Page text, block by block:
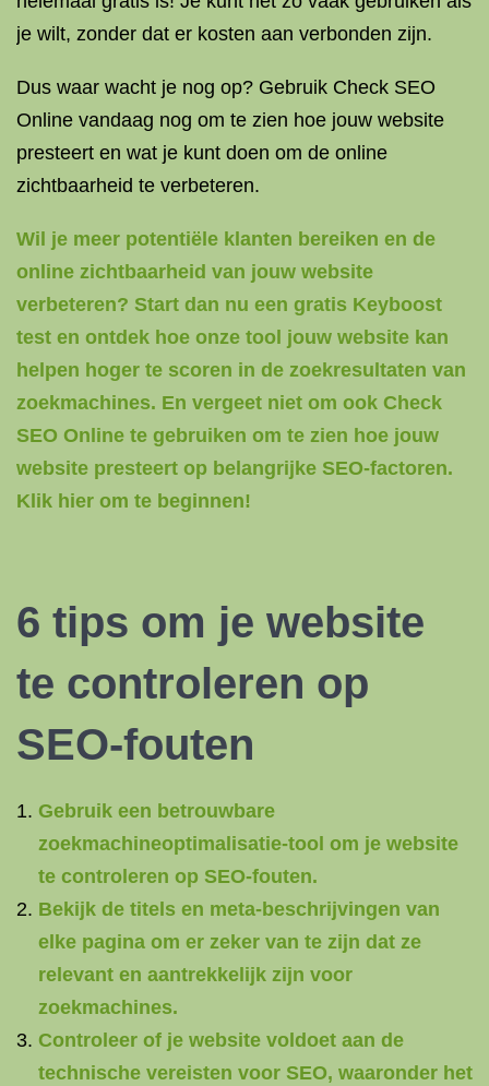
je wilt, zonder dat er kosten aan verbonden zijn.
Dus waar wacht je nog op? Gebruik Check SEO
Online vandaag nog om te zien hoe jouw website
presteert en wat je kunt doen om de online
zichtbaarheid te verbeteren.
Wil je meer potentiële klanten bereiken en de
online zichtbaarheid van jouw website
verbeteren? Start dan nu een gratis Keyboost
test en ontdek hoe onze tool jouw website kan
helpen hoger te scoren in de zoekresultaten van
zoekmachines. En vergeet niet om ook Check
SEO Online te gebruiken om te zien hoe jouw
website presteert op belangrijke SEO-factoren.
Klik hier om te beginnen!
6 tips om je website
te controleren op
SEO-fouten
Gebruik een betrouwbare
zoekmachineoptimalisatie-tool om je website
te controleren op SEO-fouten.
Bekijk de titels en meta-beschrijvingen van
elke pagina om er zeker van te zijn dat ze
relevant en aantrekkelijk zijn voor
zoekmachines.
Controleer of je website voldoet aan de
technische vereisten voor SEO, waaronder het